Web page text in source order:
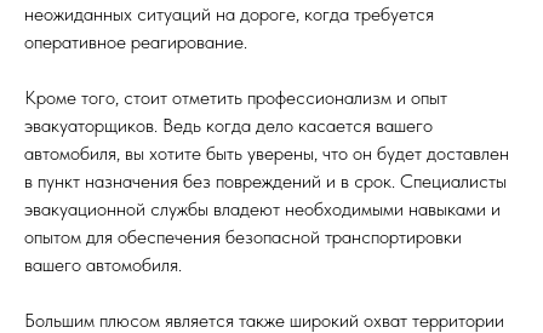
неожиданных ситуаций на дороге, когда требуется
оперативное реагирование.
Кроме того, стоит отметить профессионализм и опыт
эвакуаторщиков. Ведь когда дело касается вашего
автомобиля, вы хотите быть уверены, что он будет доставлен
в пункт назначения без повреждений и в срок. Специалисты
эвакуационной службы владеют необходимыми навыками и
опытом для обеспечения безопасной транспортировки
вашего автомобиля.
Большим плюсом является также широкий охват территории